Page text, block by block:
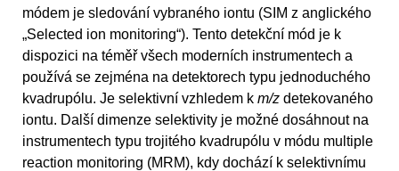
módem je sledování vybraného iontu (SIM z anglického
„Selected ion monitoring“). Tento detekční mód je k
dispozici na téměř všech moderních instrumentech a
používá se zejména na detektorech typu jednoduchého
kvadrupólu. Je selektivní vzhledem k m/z detekovaného
iontu. Další dimenze selektivity je možné dosáhnout na
instrumentech typu trojitého kvadrupólu v módu multiple
reaction monitoring (MRM), kdy dochází k selektivnímu